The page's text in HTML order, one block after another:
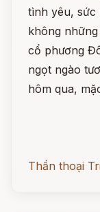
tình yêu, sức
không
cổ phương
ngọt ngào
hôm qua,
Thần thoại